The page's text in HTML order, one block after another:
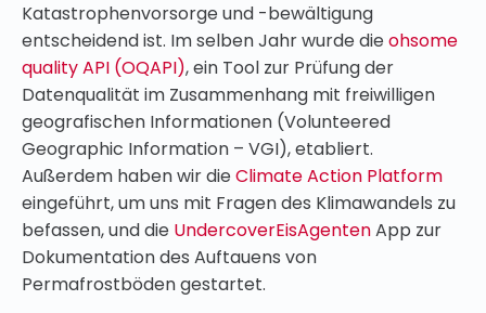
Katastrophenvorsorge und -bewältigung
entscheidend ist. Im selben Jahr wurde dieohsome
quality API (OQAPI), ein Tool zur Prüfung der
Datenqualität im Zusammenhang mit freiwilligen
geografischen Informationen (Volunteered
Geographic Information – VGI), etabliert.
Außerdem haben wir dieClimate Action Platform
eingeführt, um uns mit Fragen des Klimawandels zu
befassen, und die UndercoverEisAgentenApp zur
Dokumentation des Auftauens von
Permafrostböden gestartet.